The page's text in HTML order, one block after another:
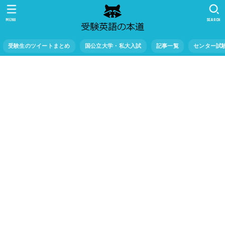
受験生のツイートまとめ 国公立大学・私大入試 記事一覧 センター試
SEARCH
MENU